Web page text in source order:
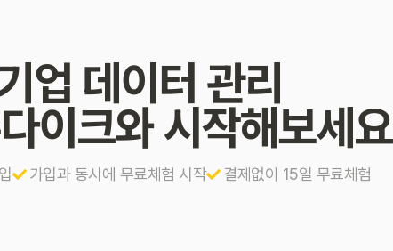
업 데이터 관리
이크와 시작해보세요
가입과 동시에 무료체험 시작 결제없이 15일 무료체험